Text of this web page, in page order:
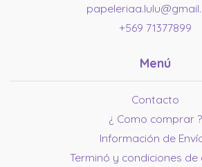
+569 71377899
Menú
Contacto
¿ Como comprar ?
Información de
Terminó y condiciones